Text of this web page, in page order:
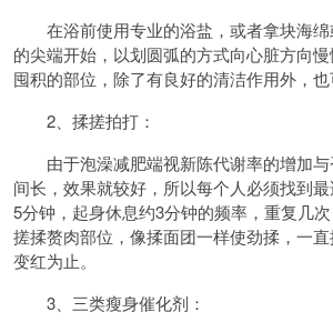
在浴前使用专业的浴盐，或者拿块海绵
的尖端开始，以划圆弧的方式向心脏方向
囤积的部位，除了有良好的清洁作用外，
2、揉搓拍打：
由于泡澡减肥端视新陈代谢率的增加与
间长，效果就较好，所以每个人必须找到
5分钟，起身休息约3分钟的频率，重复几
搓揉赘肉部位，像揉面团一样使劲揉，一
变红为止。
3、三类瘦身催化剂：